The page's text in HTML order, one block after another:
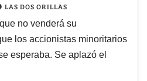
LAS DOS ORILLAS
no venderá su
los accionistas minoritarios
esperaba. Se aplazó el